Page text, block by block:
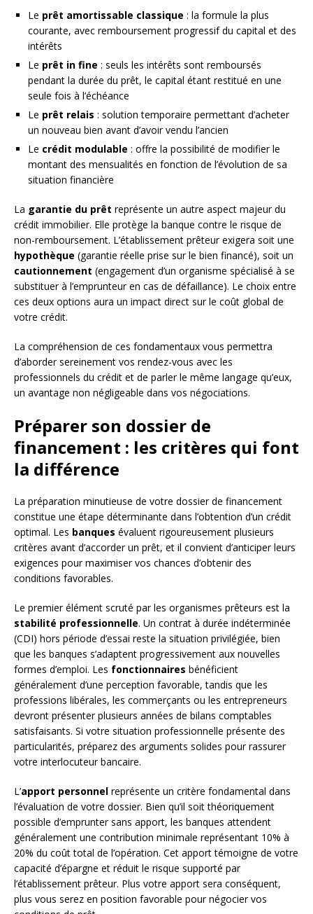
Le prêt amortissable classique : la formule la plus
courante, avec remboursement progressif du capital et des
intérêts
Le prêt in fine : seuls les intérêts sont remboursés
pendant la durée du prêt, le capital étant restitué en une
seule fois à l’échéance
Le prêt relais : solution temporaire permettant d’acheter
un nouveau bien avant d’avoir vendu l’ancien
Le crédit modulable : offre la possibilité de modifier le
montant des mensualités en fonction de l’évolution de sa
situation financière
La garantie du prêt représente un autre aspect majeur du
crédit immobilier. Elle protège la banque contre le risque de
non-remboursement. L’établissement prêteur exigera soit une
hypothèque (garantie réelle prise sur le bien financé), soit un
cautionnement (engagement d’un organisme spécialisé à se
substituer à l’emprunteur en cas de défaillance). Le choix entre
ces deux options aura un impact direct sur le coût global de
votre crédit.
La compréhension de ces fondamentaux vous permettra
d’aborder sereinement vos rendez-vous avec les
professionnels du crédit et de parler le même langage qu’eux,
un avantage non négligeable dans vos négociations.
Préparer son dossier de
financement : les critères qui font
la différence
La préparation minutieuse de votre dossier de financement
constitue une étape déterminante dans l’obtention d’un crédit
optimal. Les banques évaluent rigoureusement plusieurs
critères avant d’accorder un prêt, et il convient d’anticiper leurs
exigences pour maximiser vos chances d’obtenir des
conditions favorables.
Le premier élément scruté par les organismes prêteurs est la
stabilité professionnelle. Un contrat à durée indéterminée
(CDI) hors période d’essai reste la situation privilégiée, bien
que les banques s’adaptent progressivement aux nouvelles
formes d’emploi. Les fonctionnaires bénéficient
généralement d’une perception favorable, tandis que les
professions libérales, les commerçants ou les entrepreneurs
devront présenter plusieurs années de bilans comptables
satisfaisants. Si votre situation professionnelle présente des
particularités, préparez des arguments solides pour rassurer
votre interlocuteur bancaire.
L’apport personnel représente un critère fondamental dans
l’évaluation de votre dossier. Bien qu’il soit théoriquement
possible d’emprunter sans apport, les banques attendent
généralement une contribution minimale représentant 10% à
20% du coût total de l’opération. Cet apport témoigne de votre
capacité d’épargne et réduit le risque supporté par
l’établissement prêteur. Plus votre apport sera conséquent,
plus vous serez en position favorable pour négocier vos